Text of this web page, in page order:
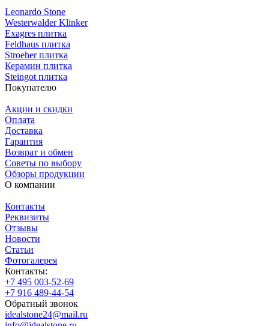
Leonardo Stone
Westerwalder Klinker
Exagres плитка
Feldhaus плитка
Stroeher плитка
Керамин плитка
Steingot плитка
Покупателю
Акции и скидки
Оплата
Доставка
Гарантия
Возврат и обмен
Советы по выбору
Обзоры продукции
О компании
Контакты
Реквизиты
Отзывы
Новости
Статьи
Фотогалерея
Контакты:
+7 495 003-52-69
+7 916 489-44-54
Обратный звонок
idealstone24@mail.ru